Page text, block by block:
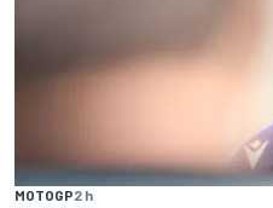
MOTOGP2 h